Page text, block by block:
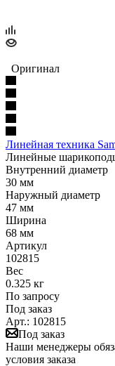
Оригинал
Линейная техника
Линейные
Внутренний диаметр
30 мм
Наружный диаметр
47 мм
Ширина
68 мм
Артикул
102815
Вес
0.325 кг
По запросу
Под заказ
Арт.: 102815
Под заказ
Наши менеджеры
условия заказа